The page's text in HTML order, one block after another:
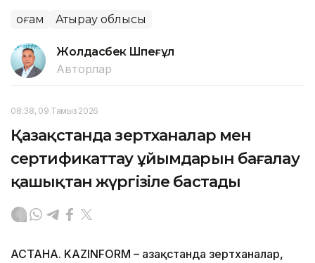
Қоғам Атырау облысы
Жолдасбек Шөпеғұл
Авторлар
08:38, 09 Тамыз 2026
Қазақстанда зертханалар мен
сертификаттау ұйымдарын бағалау
қашықтан жүргізіле бастады
АСТАНА. KAZINFORM – Қазақстанда зертханалар,